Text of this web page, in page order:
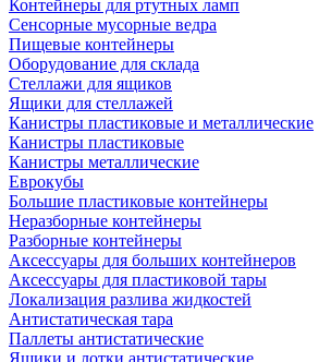
Контейнеры для ртутных ламп
Сенсорные мусорные ведра
Пищевые контейнеры
Оборудование для склада
Стеллажи для ящиков
Ящики для стеллажей
Канистры пластиковые и металлические
Канистры пластиковые
Канистры металлические
Еврокубы
Большие пластиковые контейнеры
Неразборные контейнеры
Разборные контейнеры
Аксессуары для больших контейнеров
Аксессуары для пластиковой тары
Локализация разлива жидкостей
Антистатическая тара
Паллеты антистатические
Ящики и лотки антистатические